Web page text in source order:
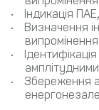
Індикація
Визначення
випромінення
Збереження